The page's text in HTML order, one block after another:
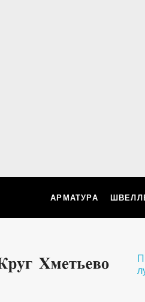
АРМАТУРА